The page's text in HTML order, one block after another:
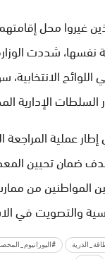
غيروا محل
نفسها، شددت
الانتخابية،
السلطات الإدارية
عملية المراجعة
ضمان تحيين
المواطنين من
والتصويت في